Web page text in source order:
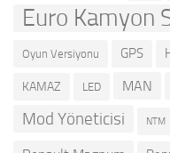
Euro Kamyon
Oyun Versiyonu GPS
KAMAZ LED MAN
Mod Yöneticisi NTM